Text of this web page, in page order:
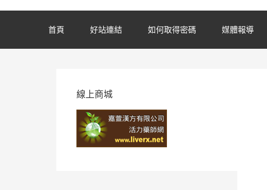
首頁 好站連結 如何取得密碼 媒體報導
線上商城